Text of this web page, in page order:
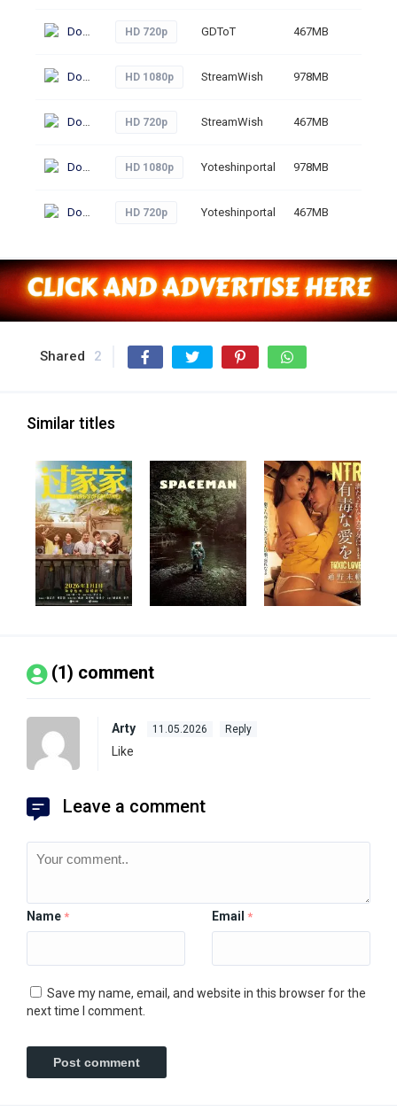
Download HD 720p GDToT 467MB
Download HD 1080p StreamWish 978MB
Download HD 720p StreamWish 467MB
Download HD 1080p Yoteshinportal 978MB
Download HD 720p Yoteshinportal 467MB
Shared 2
Similar titles
(1) comment
Arty 11.05.2026 Reply
Like
Leave a comment
Name * Email *
Save my name, email, and website in this browser for the
next time I comment.